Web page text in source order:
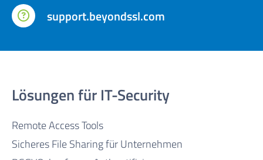
support.beyondssl.com
Lösungen für IT-Security
Remote Access Tools
Sicheres File Sharing für Unternehmen